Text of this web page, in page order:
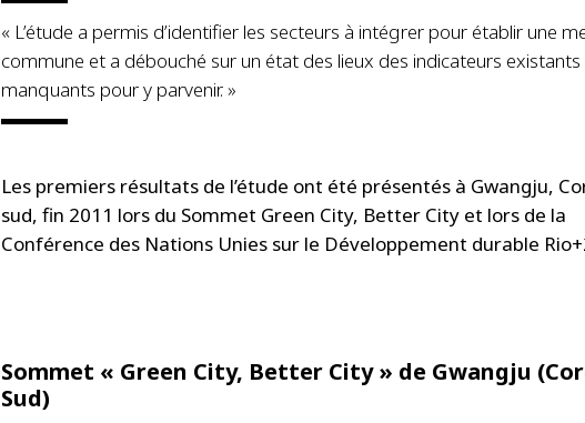
« L’étude a permis d’identifier les secteurs à intégrer pour établir une
commune et a débouché sur un état des lieux des indicateurs existants
manquants pour y parvenir. »
Les premiers résultats de l’étude ont été présentés à Gwangju,
sud, fin 2011 lors du Sommet Green City, Better City et lors de la
Conférence des Nations Unies sur le Développement durable
Sommet « Green City, Better City » de Gwangju
Sud)